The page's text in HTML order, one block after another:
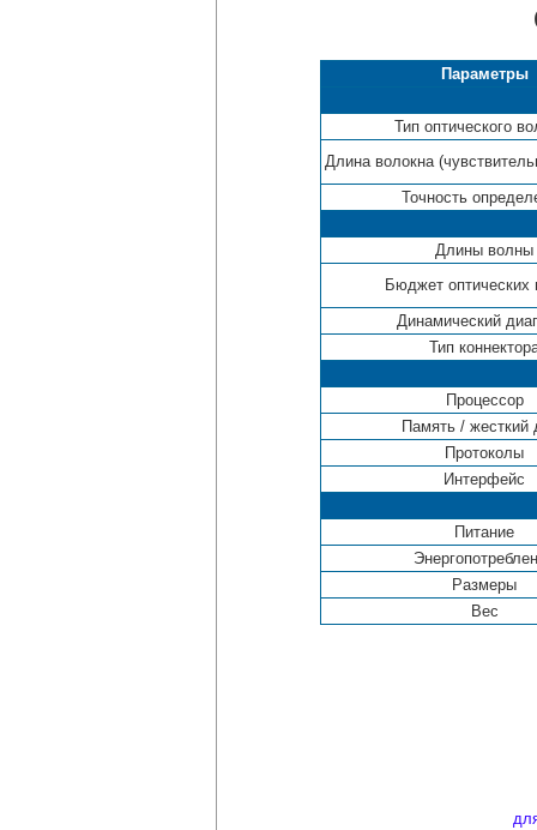
Параметры
Тип оптического
Длина волокна
Точность
Длины волны
Бюджет оптических
Динамический
Тип
Процессор
Память / жесткий
Протоколы
Интерфейс
Питание
Размеры
Вес